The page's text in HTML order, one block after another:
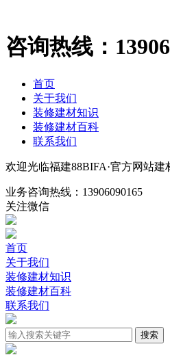
咨询热线：
首页
关于我们
装修建材知识
装修建材百科
联系我们
欢迎光临福建88BIFA·官方网站建
业务咨询热线： 13906090165
关注微信
首页
关于我们
装修建材知识
装修建材百科
联系我们